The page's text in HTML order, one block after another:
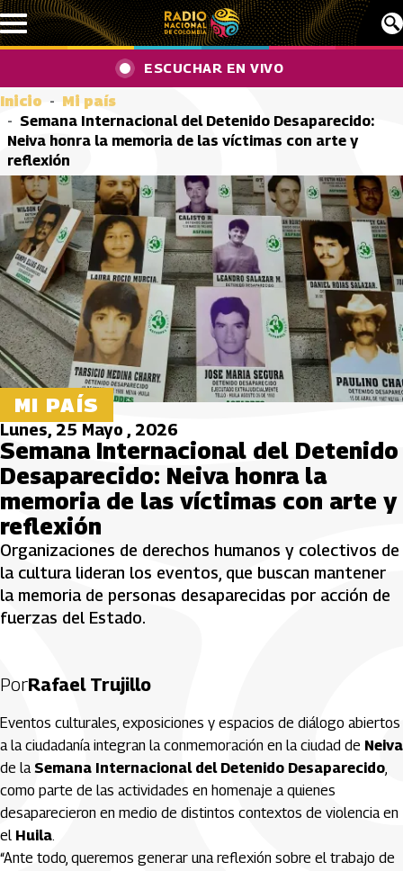
Pasar al contenido principal
ESCUCHAR EN VIVO
Inicio
Mi país
Semana Internacional del Detenido Desaparecido:
Neiva honra la memoria de las víctimas con arte y
reflexión
MI PAÍS
Lunes, 25 Mayo , 2026
Semana Internacional del Detenido
Desaparecido: Neiva honra la
memoria de las víctimas con arte y
reflexión
Organizaciones de derechos humanos y colectivos de
la cultura lideran los eventos, que buscan mantener
la memoria de personas desaparecidas por acción de
fuerzas del Estado.
PorRafael Trujillo
Eventos culturales, exposiciones y espacios de diálogo abiertos
a la ciudadanía integran la conmemoración en la ciudad de Neiva
de laSemana Internacional del Detenido Desaparecido,
como parte de las actividades en homenaje a quienes
desaparecieron en medio de distintos contextos de violencia en
el Huila.
“Ante todo, queremos generar una reflexión sobre el trabajo de